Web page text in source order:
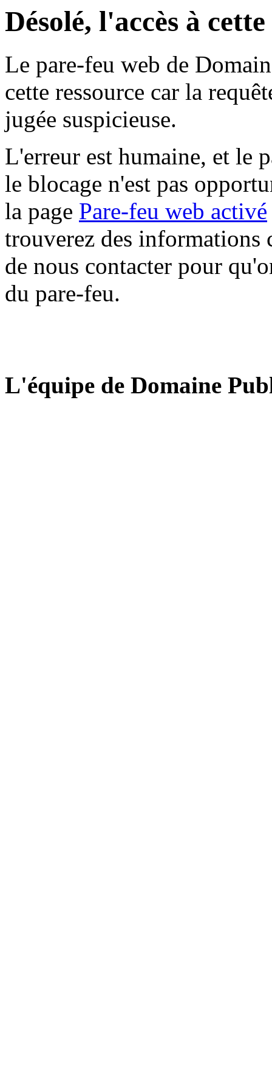
Désolé, l'accès à
Le pare-feu web de
cette ressource car la
jugée suspicieuse.
L'erreur est humaine, et le
le blocage n'est pas
la page Pare-feu web activé
trouverez des informations
de nous contacter pour
du pare-feu.
L'équipe de Domaine